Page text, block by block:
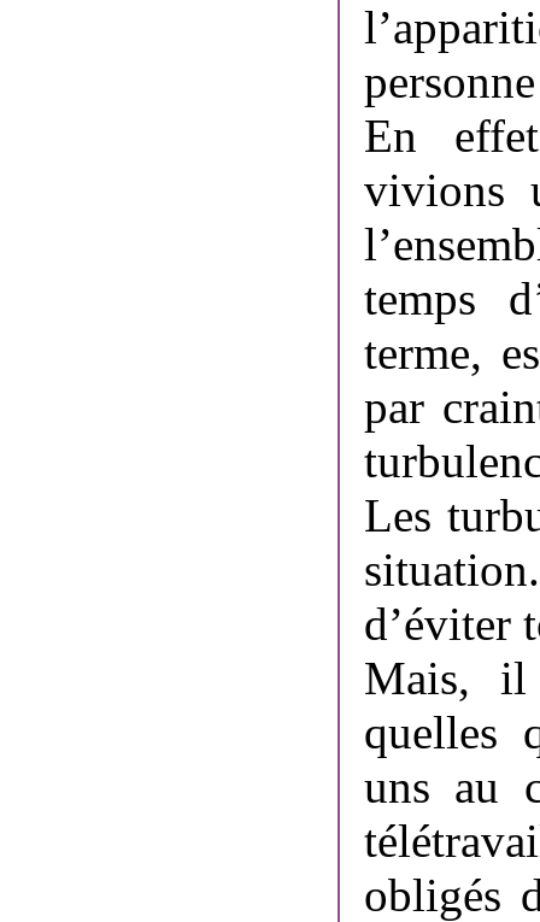
En
vivions
temps
terme,
par
Les
d’éviter
Mais, il
quelles
uns au
obligés